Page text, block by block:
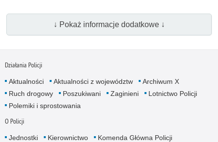
↓ Pokaż informacje dodatkowe ↓
Działania Policji
Aktualności Aktualności z województw
Archiwum X
Ruch drogowy
Poszukiwani Zaginieni
Lotnictwo Policji
Polemiki i sprostowania
O Policji
Jednostki Kierownictwo
Komenda Główna Policji